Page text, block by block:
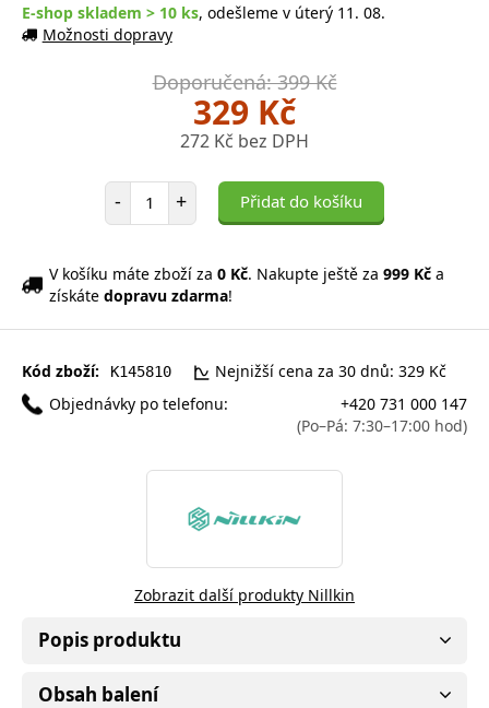
E-shop skladem > 10 ks, odešleme v úterý 11. 08.
Možnosti dopravy
Doporučená: 399 Kč
329 Kč
272 Kč bez DPH
- Počet položek
+ Přidat do košíku
V košíku máte zboží za 0 Kč. Nakupte ještě za 999 Kč a
získáte dopravu zdarma!
Kód zboží: K145810
Nejnižší cena za 30 dnů: 329 Kč
Objednávky po telefonu:
+420 731 000 147
(Po–Pá: 7:30–17:00 hod)
Zobrazit další produkty Nillkin
Popis produktu
Obsah balení